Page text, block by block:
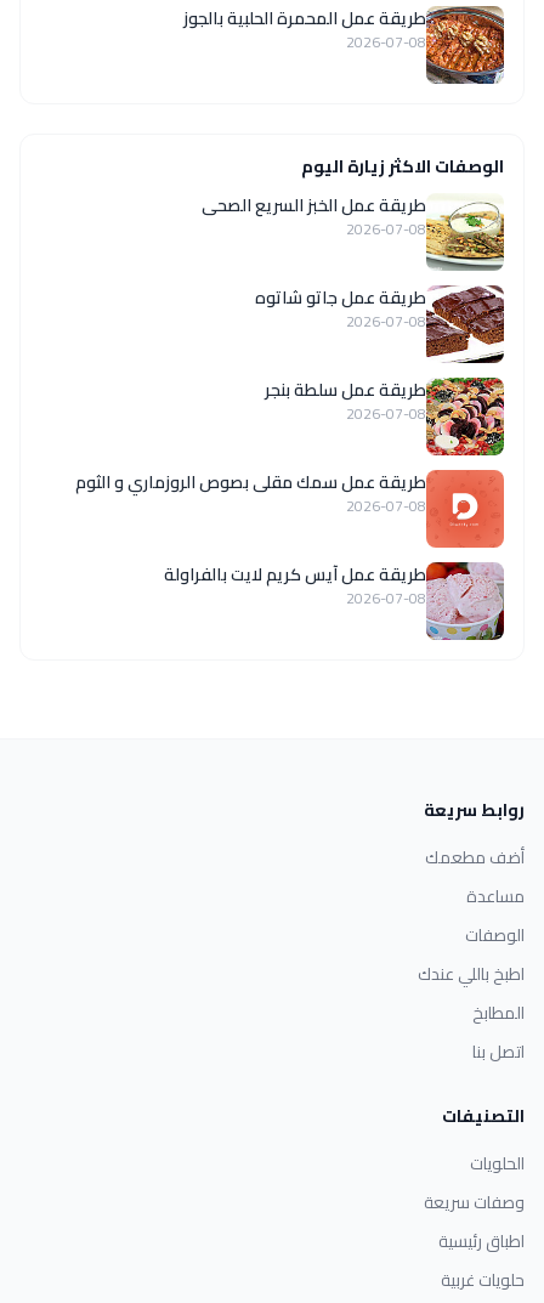
طريقة عمل المحمرة الحلبية بالجوز
2026-07-08
الوصفات الاكثر زيارة اليوم
طريقة عمل الخبز السريع الصحى
2026-07-08
طريقة عمل جاتو شاتوه
2026-07-08
طريقة عمل سلطة بنجر
2026-07-08
طريقة عمل سمك مقلى بصوص الروزماري و الثوم
2026-07-08
طريقة عمل آيس كريم لايت بالفراولة
2026-07-08
روابط سريعة
أضف مطعمك
مساعدة
الوصفات
اطبخ باللي عندك
المطابخ
اتصل بنا
التصنيفات
الحلويات
وصفات سريعة
اطباق رئيسية
حلويات غربية